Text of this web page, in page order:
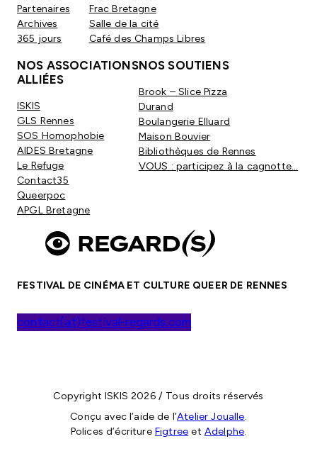
Partenaires
Archives
365 jours
Frac Bretagne
Salle de la cité
Café des Champs Libres
NOS ASSOCIATIONS
ALLIÉES
ISKIS
GLS Rennes
SOS Homophobie
AIDES Bretagne
Le Refuge
Contact35
Queerpoc
APGL Bretagne
NOS SOUTIENS
Brook – Slice Pizza
Durand
Boulangerie Elluard
Maison Bouvier
Bibliothèques de Rennes
VOUS : participez à la cagnotte…
FESTIVAL DE CINÉMA ET CULTURE QUEER DE RENNES
contact(at)festival-regards.com
Copyright ISKIS 2026 / Tous droits réservés
Conçu avec l’aide de l’Atelier Joualle
Polices d’écriture Figtree et Adelphe